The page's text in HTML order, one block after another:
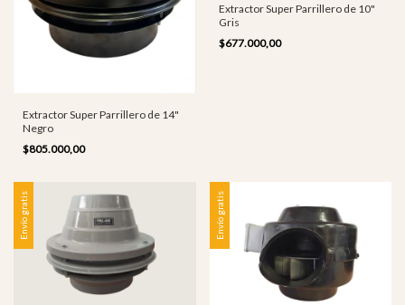
Extractor Super Parrillero de 14"
Negro
$805.000,00
Extractor Super Parrillero de 10"
Gris
$677.000,00
Envío gratis Envío gratis